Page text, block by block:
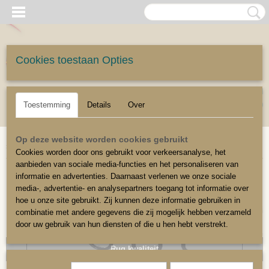
Inloggen Registreren
(0)
Home>Stoffeerbenodigdheden> Meubelvering>Nosag/golf of zigzag veren
Zigzagveren draaddikte 30
Rug kwaliteit
Op maat geknipt
Cookies toestaan Opties
Toestemming Details Over
Op deze website worden cookies gebruikt
Cookies worden door ons gebruikt voor verkeersanalyse, het
aanbieden van sociale media-functies en het personaliseren van
informatie en advertenties. Daarnaast verlenen we onze sociale
media-, advertentie- en analysepartners toegang tot informatie over
hoe u onze site gebruikt. Zij kunnen deze informatie gebruiken in
combinatie met andere gegevens die zij mogelijk hebben verzameld
door uw gebruik van hun diensten of die u hen hebt verstrekt.